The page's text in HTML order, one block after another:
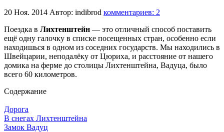
20 Ноя. 2014 Автор: indibrod комментариев: 2
Поездка в Лихтенштейн — это отличный способ поставить
ещё одну галочку в списке посещенных стран, особенно если
находишься в одном из соседних государств. Мы находились в
Швейцарии, неподалёку от Цюриха, и расстояние от нашего
домика на ферме до столицы Лихтенштейна, Вадуца, было
всего 60 километров.
Содержание
Дорога
В снегах Лихтенштейна
Замок Вадуц